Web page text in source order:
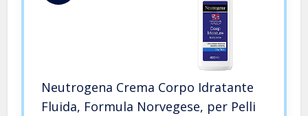
Neutrogena Crema Corpo Idratante
Fluida, Formula Norvegese, per Pelli